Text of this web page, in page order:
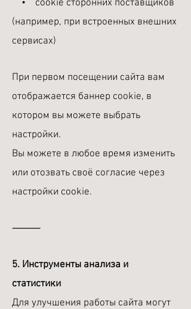
• cookie сторонних поставщиков
(например, при встроенных внешних
сервисах)
При первом посещении сайта вам
отображается баннер cookie, в
котором вы можете выбрать
настройки.
Вы можете в любое время изменить
или отозвать своё согласие через
настройки cookie.
⸻
5. Инструменты анализа и
статистики
Для улучшения работы сайта могут